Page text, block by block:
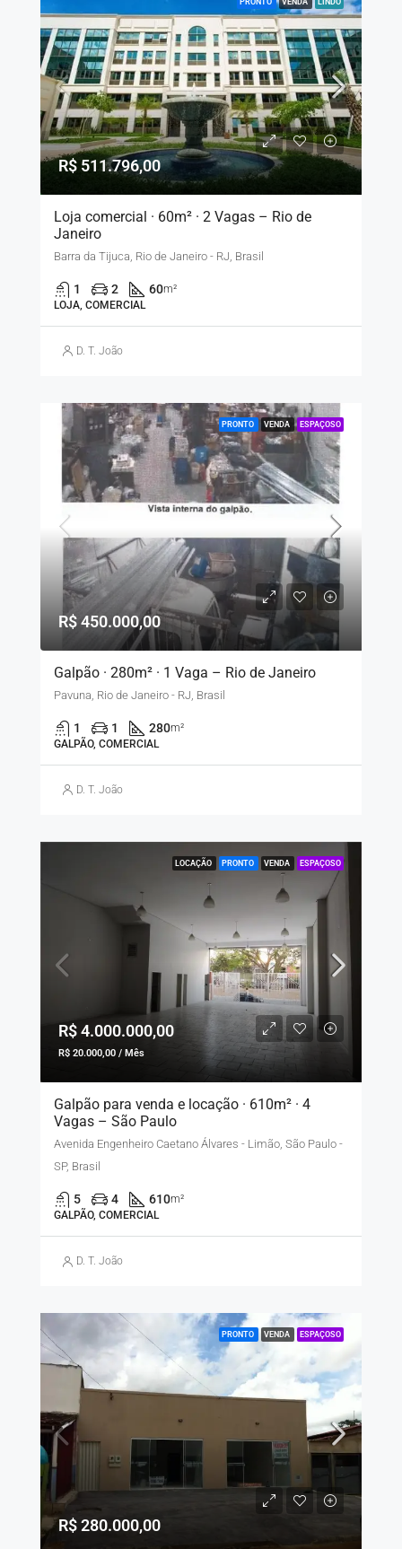
PRONTO VENDA LINDO
R$ 511.796,00
Loja comercial · 60m² · 2 Vagas – Rio de
Janeiro
Barra da Tijuca, Rio de Janeiro - RJ, Brasil
1 2 60m²
LOJA, COMERCIAL
D. T. João
PRONTO VENDA ESPAÇOSO
R$ 450.000,00
Galpão · 280m² · 1 Vaga – Rio de Janeiro
Pavuna, Rio de Janeiro - RJ, Brasil
1 1 280m²
GALPÃO, COMERCIAL
D. T. João
LOCAÇÃO PRONTO VENDA ESPAÇOSO
R$ 4.000.000,00
R$ 20.000,00 / Mês
Galpão para venda e locação · 610m² · 4
Vagas – São Paulo
Avenida Engenheiro Caetano Álvares - Limão, São Paulo -
SP, Brasil
5 4 610m²
GALPÃO, COMERCIAL
D. T. João
PRONTO VENDA ESPAÇOSO
R$ 280.000,00